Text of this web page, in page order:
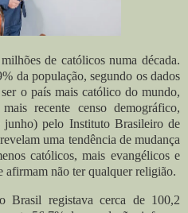
de católicos numa década.
da população, segundo os dados
o país mais católico do mundo,
recente censo demográfico,
pelo Instituto Brasileiro de
uma tendência de mudança
católicos, mais evangélicos e
afirmam não ter qualquer religião.
Brasil registava cerca de 100,2